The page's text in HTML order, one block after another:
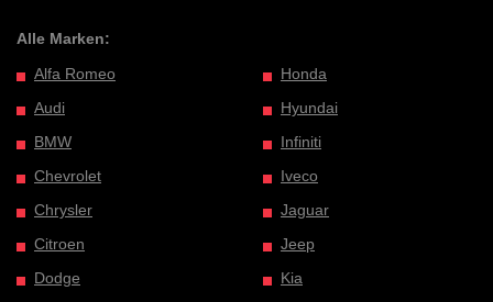
Alle Marken:
Alfa Romeo
Audi
BMW
Chevrolet
Chrysler
Citroen
Dodge
Honda
Hyundai
Infiniti
Iveco
Jaguar
Jeep
Kia